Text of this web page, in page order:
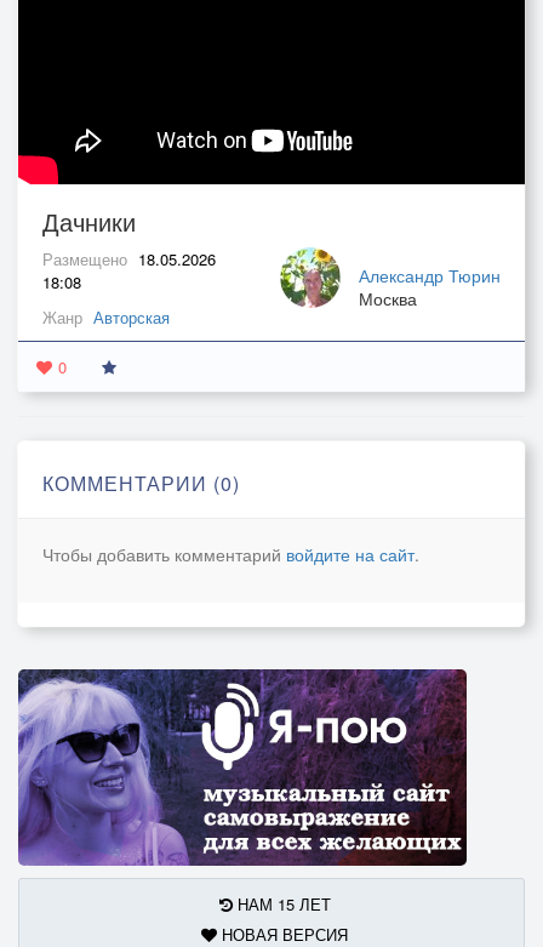
Дачники
Александр Тюрин
Москва
Размещено 18.05.2026
18:08
Жанр Авторская
0
КОММЕНТАРИИ (0)
Чтобы добавить комментарий войдите на сайт.
НАМ 15 ЛЕТ
НОВАЯ ВЕРСИЯ